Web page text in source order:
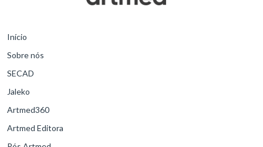
Início
Sobre nós
SECAD
Jaleko
Artmed360
Artmed Editora